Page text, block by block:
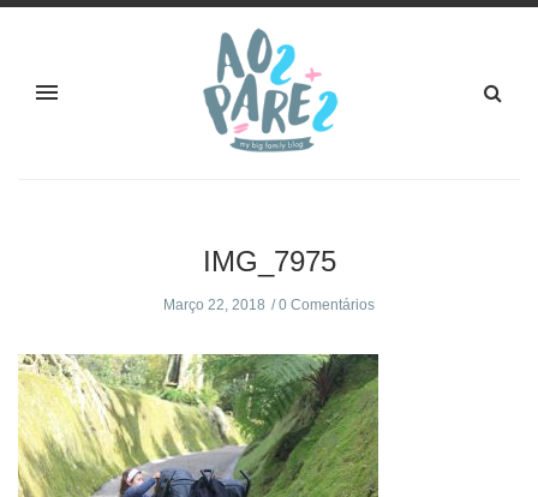
IMG_7975
Março 22, 2018 0 Comentários